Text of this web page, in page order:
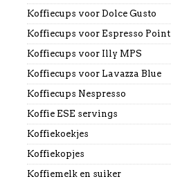
Koffiecups voor Dolce Gusto
Koffiecups voor Espresso Point
Koffiecups voor Illy MPS
Koffiecups voor Lavazza Blue
Koffiecups Nespresso
Koffie ESE servings
Koffiekoekjes
Koffiekopjes
Koffiemelk en suiker